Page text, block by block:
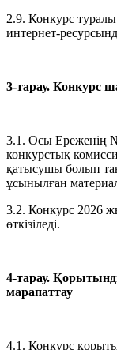
2.9. Конкурс туралы
интернет-
3-тарау. Конкурс
3.1. Осы Ереженің
конкурстық
қатысушы болып
ұсынылған
3.2. Конкурс 2026
өткізіледі.
4-тарау.
марапаттау
4.1. Конкурс